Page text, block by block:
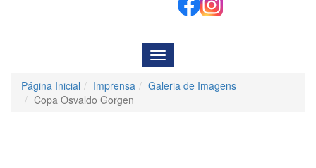
Menu
de
Navegação
Página Inicial Imprensa
Galeria de Imagens
Copa Osvaldo Gorgen